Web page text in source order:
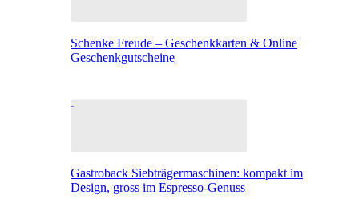
Schenke Freude – Geschenkkarten & Online
Geschenkgutscheine
Gastroback Siebträgermaschinen: kompakt im
Design, gross im Espresso-Genuss